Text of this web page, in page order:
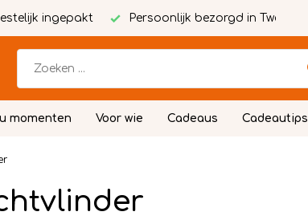
ingepakt Persoonlijk bezorgd in Twente
momenten Voor wie Cadeaus Cadeautips